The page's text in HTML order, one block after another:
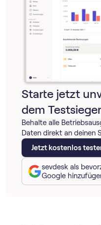
Starte jetzt
dem
Behalte alle
Daten direkt an deinen
Jetzt kostenlos
sevdesk als
Google